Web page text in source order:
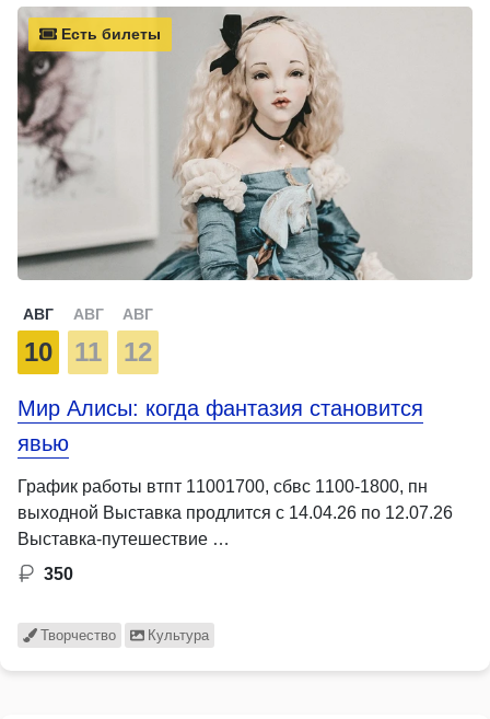
Есть билеты
АВГ
10
АВГ
11
АВГ
12
Мир Алисы: когда фантазия становится
явью
График работы втпт 11001700, сбвс 1100-1800, пн
выходной Выставка продлится с 14.04.26 по 12.07.26
Выставка-путешествие …
350
Творчество Культура